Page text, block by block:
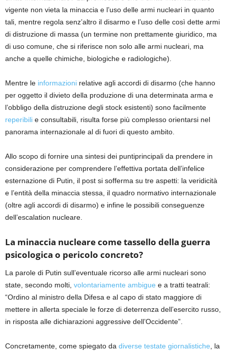
vigente non vieta la minaccia e l’uso delle armi nucleari in quanto
tali, mentre regola senz’altro il disarmo e l’uso delle così dette armi
di distruzione di massa (un termine non prettamente giuridico, ma
di uso comune, che si riferisce non solo alle armi nucleari, ma
anche a quelle chimiche, biologiche e radiologiche).
Mentre le informazioni relative agli accordi di disarmo (che hanno
per oggetto il divieto della produzione di una determinata arma e
l’obbligo della distruzione degli stock esistenti) sono facilmente
reperibili e consultabili, risulta forse più complesso orientarsi nel
panorama internazionale al di fuori di questo ambito.
Allo scopo di fornire una sintesi dei puntiprincipali da prendere in
considerazione per comprendere l’effettiva portata dell’infelice
esternazione di Putin, il post si sofferma su tre aspetti: la veridicità
e l’entità della minaccia stessa, il quadro normativo internazionale
(oltre agli accordi di disarmo) e infine le possibili conseguenze
dell’escalation nucleare.
La minaccia nucleare come tassello della guerra
psicologica o pericolo concreto?
La parole di Putin sull’eventuale ricorso alle armi nucleari sono
state, secondo molti, volontariamente ambigue e a tratti teatrali:
“Ordino al ministro della Difesa e al capo di stato maggiore di
mettere in allerta speciale le forze di deterrenza dell’esercito russo,
in risposta alle dichiarazioni aggressive dell’Occidente”.
Concretamente, come spiegato da diverse testate giornalistiche, la